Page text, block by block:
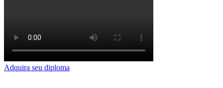
Adquira seu diploma